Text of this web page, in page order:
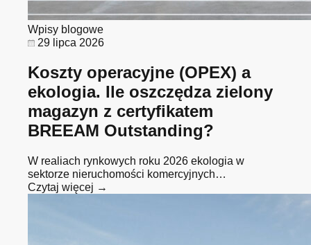
Wpisy blogowe
29 lipca 2026
Koszty operacyjne (OPEX) a
ekologia. Ile oszczędza zielony
magazyn z certyfikatem
BREEAM Outstanding?
W realiach rynkowych roku 2026 ekologia w
sektorze nieruchomości komercyjnych…
Czytaj więcej →